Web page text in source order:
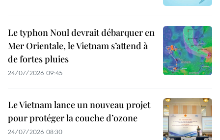
Le typhon Noul devrait débarquer en
Mer Orientale, le Vietnam s’attend à
de fortes pluies
24/07/2026 09:45
Le Vietnam lance un nouveau projet
pour protéger la couche d’ozone
24/07/2026 08:30